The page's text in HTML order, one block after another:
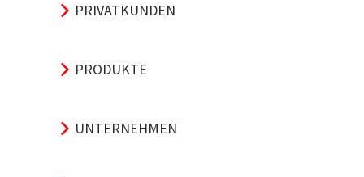
PRIVATKUNDEN
PRODUKTE
UNTERNEHMEN